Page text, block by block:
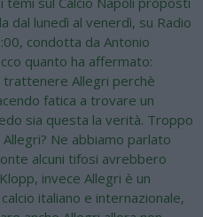
dal lunedì al venerdì, su Radio
condotta da Antonio
quanto ha affermato:
trattenere Allegri perchè
fatica a trovare un
sia questa la verità. Troppo
Ne abbiamo parlato
alcuni tifosi avrebbero
invece Allegri è un
italiano e internazionale,